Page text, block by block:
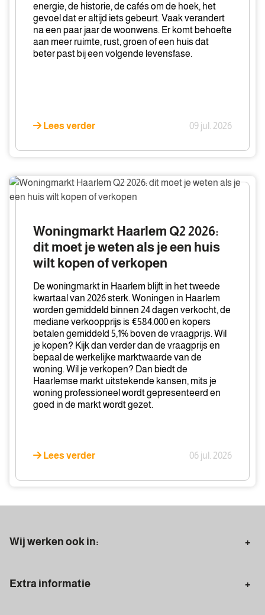
energie, de historie, de cafés om de hoek, het
gevoel dat er altijd iets gebeurt. Vaak verandert
na een paar jaar de woonwens. Er komt behoefte
aan meer ruimte, rust, groen of een huis dat
beter past bij een volgende levensfase.
Lees verder 09 jul. 2026
Woningmarkt
Haarlem
weten
kopen
verkopen
Woningmarkt Haarlem Q2 2026:
dit moet je weten als je een huis
wilt kopen of verkopen
De woningmarkt in Haarlem blijft in het tweede
kwartaal van 2026 sterk. Woningen in Haarlem
worden gemiddeld binnen 24 dagen verkocht, de
mediane verkoopprijs is €584.000 en kopers
betalen gemiddeld 5,1% boven de vraagprijs. Wil
je kopen? Kijk dan verder dan de vraagprijs en
bepaal de werkelijke marktwaarde van de
woning. Wil je verkopen? Dan biedt de
Haarlemse markt uitstekende kansen, mits je
woning professioneel wordt gepresenteerd en
goed in de markt wordt gezet.
Lees verder 06 jul. 2026
Wij werken ook in:
Extra informatie